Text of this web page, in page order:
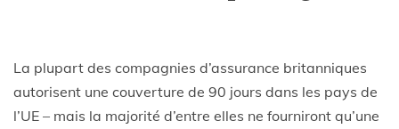
La plupart des compagnies d’assurance britanniques
autorisent une couverture de 90 jours dans les pays de
l’UE – mais la majorité d’entre elles ne fourniront qu’une